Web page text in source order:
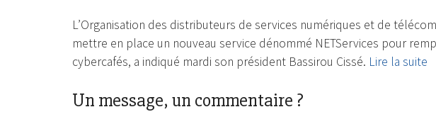
L’Organisation des distributeurs de services numériques et de
mettre en place un nouveau service dénommé NETServices pour
cybercafés, a indiqué mardi son président Bassirou Cissé. Lire la suite
Un message, un commentaire ?